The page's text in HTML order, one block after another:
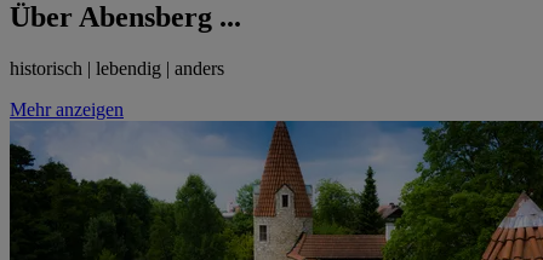
Über Abensberg ...
historisch | lebendig | anders
Mehr anzeigen